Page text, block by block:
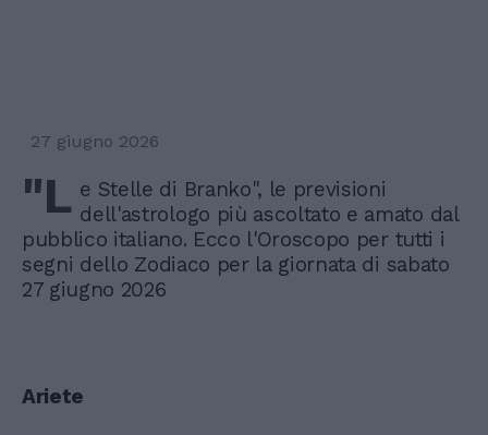
27 giugno 2026
"L e Stelle di Branko", le previsioni
dell'astrologo più ascoltato e amato dal
pubblico italiano. Ecco l'Oroscopo per tutti i
segni dello Zodiaco per la giornata di sabato
27 giugno 2026
Ariete